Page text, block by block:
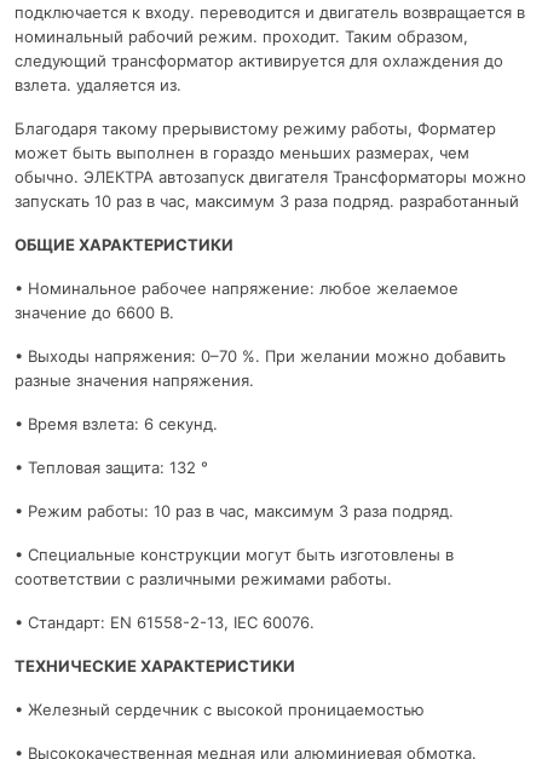
подключается к входу. переводится и двигатель возвращается в
номинальный рабочий режим. проходит. Таким образом,
следующий трансформатор активируется для охлаждения до
взлета. удаляется из.
Благодаря такому прерывистому режиму работы, Форматер
может быть выполнен в гораздо меньших размерах, чем
обычно. ЭЛЕКТРА автозапуск двигателя Трансформаторы можно
запускать 10 раз в час, максимум 3 раза подряд. разработанный
ОБЩИЕ ХАРАКТЕРИСТИКИ
• Номинальное рабочее напряжение: любое желаемое
значение до 6600 В.
• Выходы напряжения: 0–70 %. При желании можно добавить
разные значения напряжения.
• Время взлета: 6 секунд.
• Тепловая защита: 132 °
• Режим работы: 10 раз в час, максимум 3 раза подряд.
• Специальные конструкции могут быть изготовлены в
соответствии с различными режимами работы.
• Стандарт: EN 61558-2-13, IEC 60076.
ТЕХНИЧЕСКИЕ ХАРАКТЕРИСТИКИ
• Железный сердечник с высокой проницаемостью
• Высококачественная медная или алюминиевая обмотка.